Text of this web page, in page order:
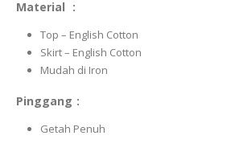
Material :
Top – English Cotton
Skirt – English Cotton
Mudah di Iron
Pinggang :
Getah Penuh